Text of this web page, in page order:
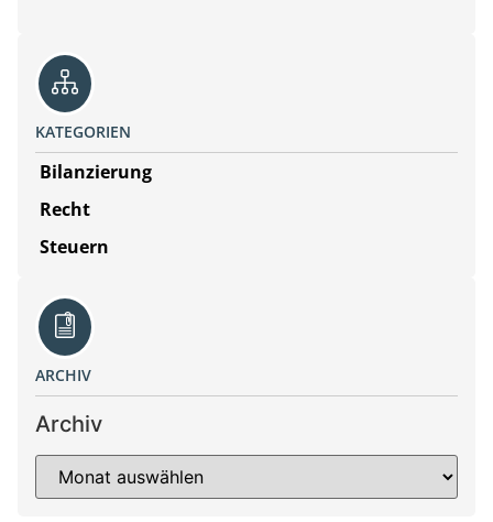
KATEGORIEN
Bilanzierung
Recht
Steuern
ARCHIV
Archiv